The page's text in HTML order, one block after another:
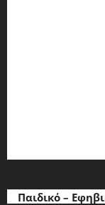
Παιδικό –